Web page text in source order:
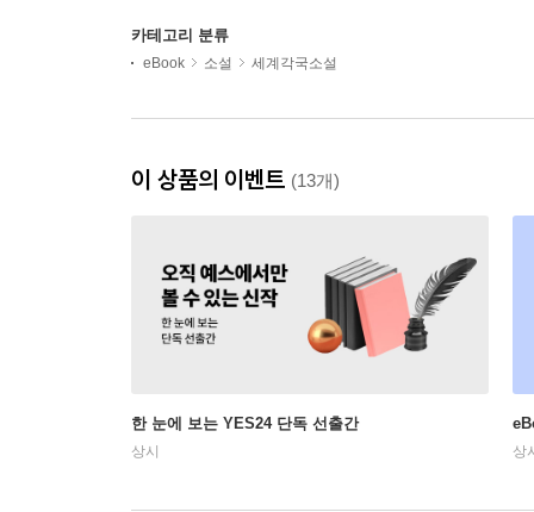
카테고리 분류
eBook 소설 세계각국소설
이 상품의 이벤트 (13개)
한 눈에 보는 YES24 단독 선출간
상시 상